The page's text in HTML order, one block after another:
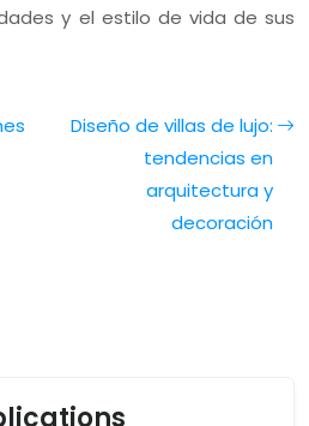
y el estilo de vida de sus
Diseño de villas de lujo:
tendencias en
arquitectura y
decoración